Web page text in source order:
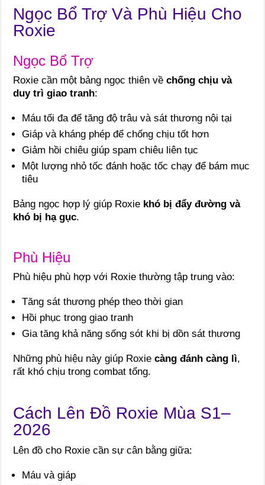
Ngọc Bổ Trợ Và Phù Hiệu Cho
Roxie
Ngọc Bổ Trợ
Roxie cần một bảng ngọc thiên vềchống chịu và
duy trì giao tranh:
Máu tối đa để tăng độ trâu và sát thương nội tại
Giáp và kháng phép để chống chịu tốt hơn
Giảm hồi chiêu giúp spam chiêu liên tục
Một lượng nhỏ tốc đánh hoặc tốc chạy để bám mục
tiêu
Bảng ngọc hợp lý giúp Roxie khó bị đẩy đường và
khó bị hạ gục.
Phù Hiệu
Phù hiệu phù hợp với Roxie thường tập trung vào:
Tăng sát thương phép theo thời gian
Hồi phục trong giao tranh
Gia tăng khả năng sống sót khi bị dồn sát thương
Những phù hiệu này giúp Roxiecàng đánh càng lì,
rất khó chịu trong combat tổng.
Cách Lên Đồ Roxie Mùa S1–
2026
Lên đồ cho Roxie cần sự cân bằng giữa:
Máu và giáp